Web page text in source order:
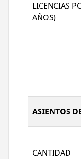
LICENCIAS
AÑOS)
ASIENTOS
CANTIDAD